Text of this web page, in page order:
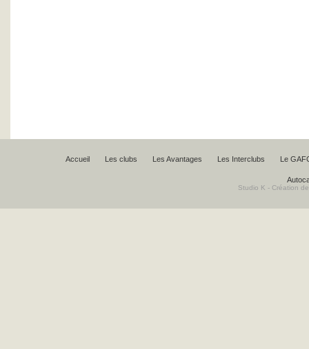
Accueil Les clubs Les Avantages Les Interclubs Le
Studio K - Création